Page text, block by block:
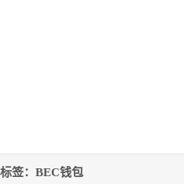
标签：BEC钱包